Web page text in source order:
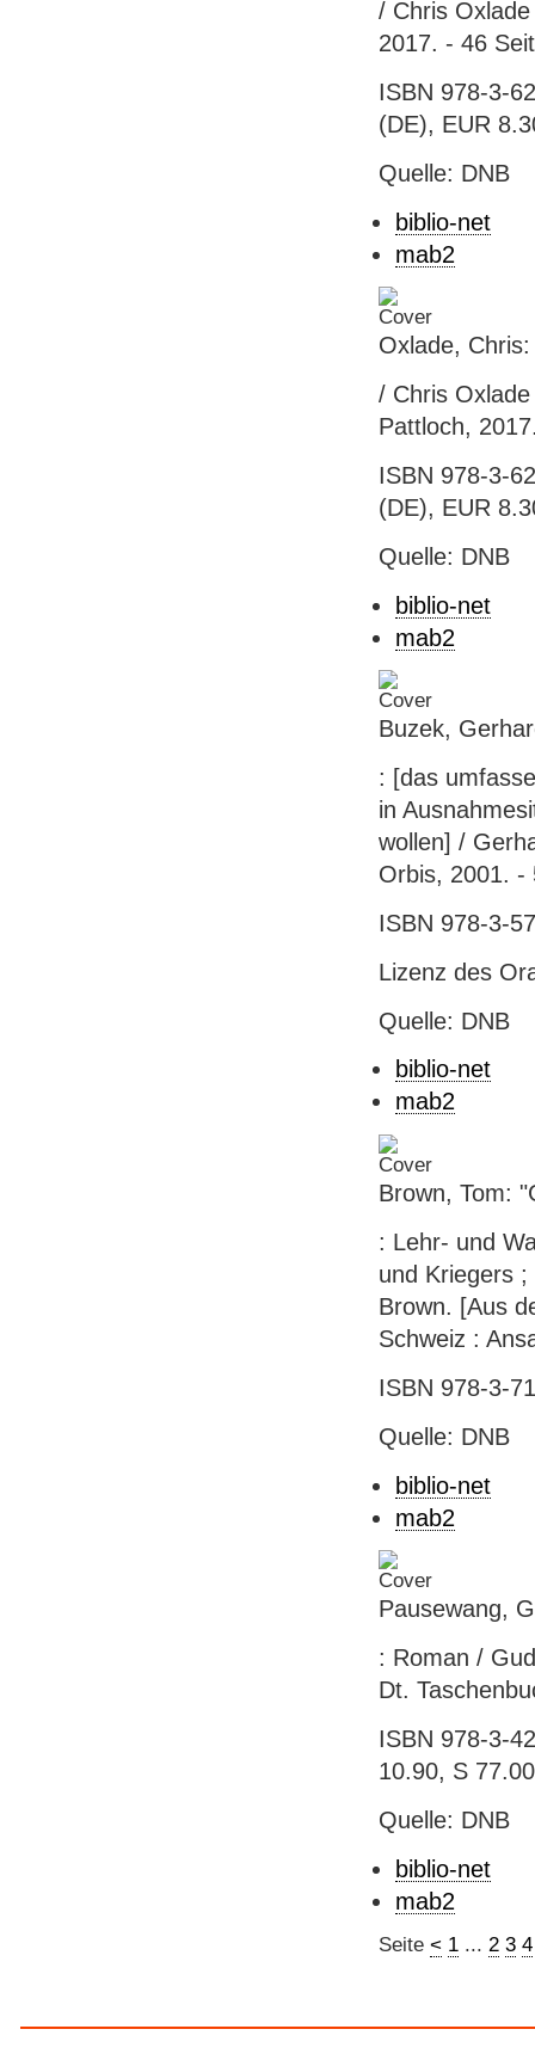
/ Chris
2017. - 46
ISBN 978-3-
(DE), EUR
Quelle: DNB
biblio-net
mab2
Oxlade,
/ Chris
Pattloch,
ISBN 978-3-
(DE), EUR
Quelle: DNB
biblio-net
mab2
Buzek,
: [das
in
wollen] /
Orbis, 2001. -
ISBN 978-3-
Lizenz des
Quelle: DNB
biblio-net
mab2
Brown, Tom:
: Lehr- und
und Kriegers
Brown. [Aus
Schweiz :
ISBN 978-3-
Quelle: DNB
biblio-net
mab2
Pausewang,
: Roman /
Dt.
ISBN 978-3-
10.90, S 77.00
Quelle: DNB
biblio-net
mab2
Seite < 1... 2 3 4